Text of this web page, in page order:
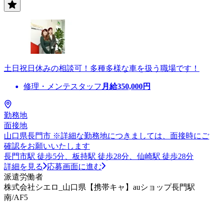
土日祝日休みの相談可！多種多様な車を扱う職場です！
修理・メンテスタッフ 月給350,000円
勤務地
面接地
山口県長門市 ※詳細な勤務地につきましては、面接時にご
確認をお願いいたします
長門市駅 徒歩5分、板持駅 徒歩28分、仙崎駅 徒歩28分
詳細を見る
応募画面に進む
派遣労働者
株式会社シエロ_山口県【携帯キャ】auショップ長門駅
南/AF5